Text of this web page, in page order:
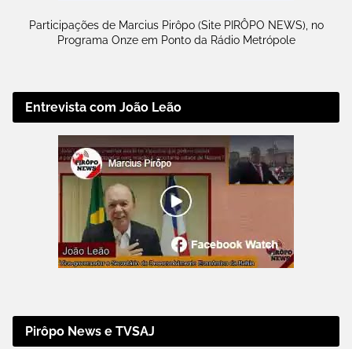
Participações de Marcius Pirôpo (Site PIRÔPO NEWS), no
Programa Onze em Ponto da Rádio Metrópole
Entrevista com João Leão
Pirôpo News e TVSAJ